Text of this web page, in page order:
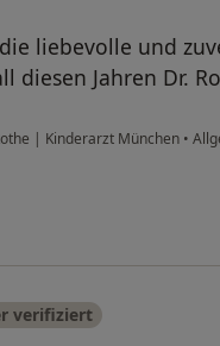
liebevolle und
diesen Jahren Dr.
| Kinderarzt München •
verifiziert